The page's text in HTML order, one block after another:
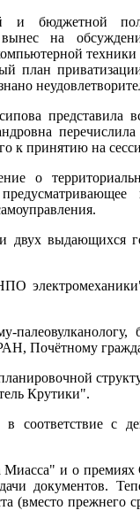
и бюджетной
на
план
представила
к принятию на
о
выдающихся
Почётному
Крутики".
соответствие с
и о премиях
документов.
(вместо прежнего